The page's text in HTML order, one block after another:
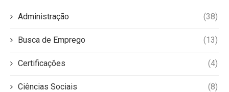
Administração (38)
Busca de Emprego (13)
Certificações (4)
Ciências Sociais (8)